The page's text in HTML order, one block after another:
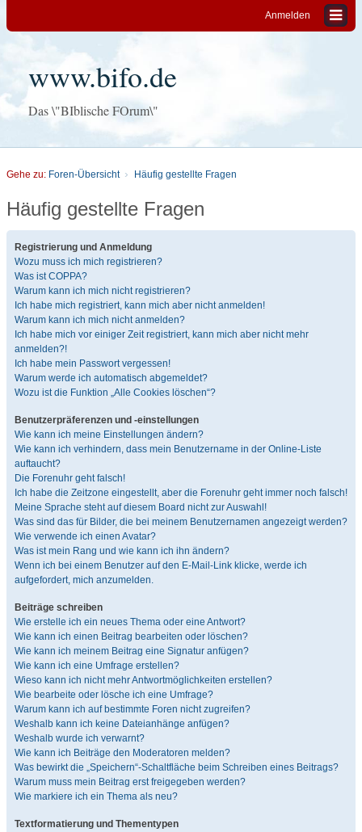
Anmelden
www.bifo.de
Das \"BIblische FOrum\"
Gehe zu: Foren-Übersicht Häufig gestellte Fragen
Häufig gestellte Fragen
Registrierung und Anmeldung
Wozu muss ich mich registrieren?
Was ist COPPA?
Warum kann ich mich nicht registrieren?
Ich habe mich registriert, kann mich aber nicht anmelden!
Warum kann ich mich nicht anmelden?
Ich habe mich vor einiger Zeit registriert, kann mich aber nicht mehr
anmelden?!
Ich habe mein Passwort vergessen!
Warum werde ich automatisch abgemeldet?
Wozu ist die Funktion „Alle Cookies löschen“?
Benutzerpräferenzen und -einstellungen
Wie kann ich meine Einstellungen ändern?
Wie kann ich verhindern, dass mein Benutzername in der Online-Liste
auftaucht?
Die Forenuhr geht falsch!
Ich habe die Zeitzone eingestellt, aber die Forenuhr geht immer noch falsch!
Meine Sprache steht auf diesem Board nicht zur Auswahl!
Was sind das für Bilder, die bei meinem Benutzernamen angezeigt werden?
Wie verwende ich einen Avatar?
Was ist mein Rang und wie kann ich ihn ändern?
Wenn ich bei einem Benutzer auf den E-Mail-Link klicke, werde ich
aufgefordert, mich anzumelden.
Beiträge schreiben
Wie erstelle ich ein neues Thema oder eine Antwort?
Wie kann ich einen Beitrag bearbeiten oder löschen?
Wie kann ich meinem Beitrag eine Signatur anfügen?
Wie kann ich eine Umfrage erstellen?
Wieso kann ich nicht mehr Antwortmöglichkeiten erstellen?
Wie bearbeite oder lösche ich eine Umfrage?
Warum kann ich auf bestimmte Foren nicht zugreifen?
Weshalb kann ich keine Dateianhänge anfügen?
Weshalb wurde ich verwarnt?
Wie kann ich Beiträge den Moderatoren melden?
Was bewirkt die „Speichern“-Schaltfläche beim Schreiben eines Beitrags?
Warum muss mein Beitrag erst freigegeben werden?
Wie markiere ich ein Thema als neu?
Textformatierung und Thementypen